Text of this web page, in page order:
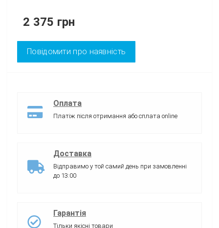
2 375 грн
Повідомити про наявність
Оплата
Платіж після отримання або сплата online
Доставка
Відправимо у той самий день при замовленні
до 13:00
Гарантія
Тільки якісні товари